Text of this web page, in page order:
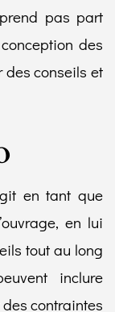
pas part
des
des conseils et
en tant que
en lui
tout au long
inclure
contraintes